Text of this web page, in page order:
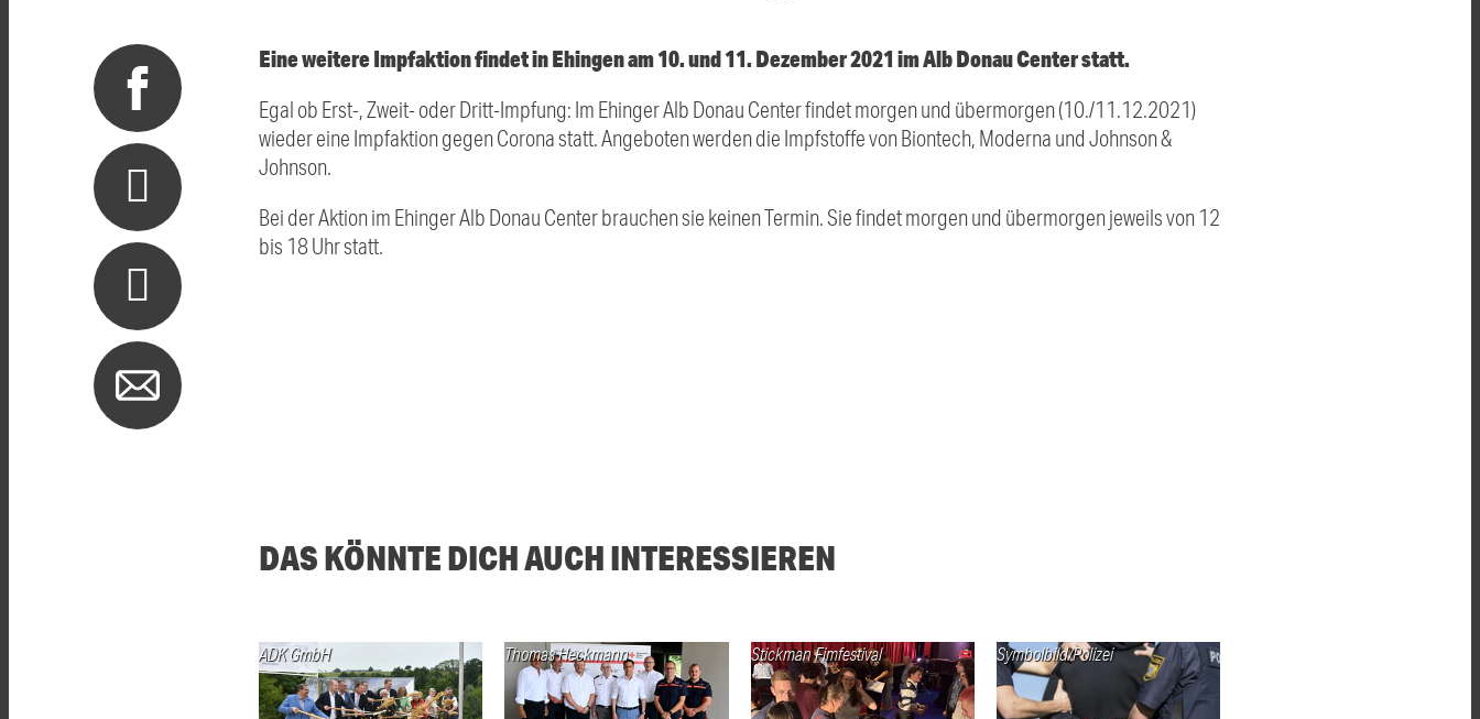
Eine weitere Impfaktion findet in Ehingen am 10. und 11. Dezember 2021 im Alb Donau Center statt.
Egal ob Erst-, Zweit- oder Dritt-Impfung: Im Ehinger Alb Donau Center findet morgen und übermorgen (10./11.12.2021)
wieder eine Impfaktion gegen Corona statt. Angeboten werden die Impfstoffe von Biontech, Moderna und Johnson &
Johnson.
Bei der Aktion im Ehinger Alb Donau Center brauchen sie keinen Termin. Sie findet morgen und übermorgen jeweils von 12
bis 18 Uhr statt.
DAS KÖNNTE DICH AUCH INTERESSIEREN
ADK GmbH Thomas Heckmann Stickman Fimfestival Symbolbild/Polizei